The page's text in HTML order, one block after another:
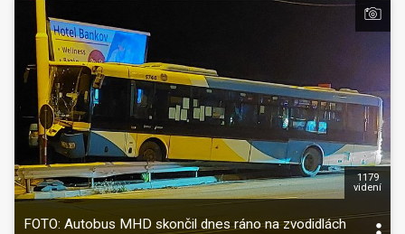
FOTO: Autobus MHD skončil dnes ráno na zvodidlách
1179
videní